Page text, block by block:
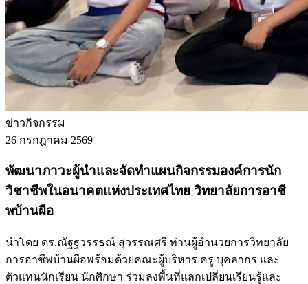
ข่าวกิจกรรม
26 กรกฎาคม 2569
พัฒนาภาวะผู้นำและจัดทำแผนกิจกรรมองค์การนัก
วิชาชีพในอนาคตแห่งประเทศไทย วิทยาลัยการอาชี
พบ้านผือ
นำโดย ดร.ณัฐฐวรรธณ์ สุวรรณศรี ท่านผู้อำนวยการวิทยาลัย
การอาชีพบ้านผือพร้อมด้วยคณะผู้บริหาร ครู บุคลากร และ
ตัวแทนนักเรียน นักศึกษา ร่วมลงพื้นที่แลกเปลี่ยนเรียนรู้และ